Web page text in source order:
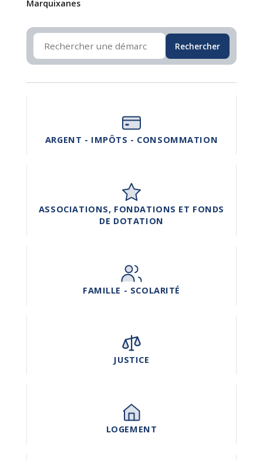
Marquixanes
Rechercher
ARGENT - IMPÔTS - CONSOMMATION
ASSOCIATIONS, FONDATIONS ET FONDS
DE DOTATION
FAMILLE - SCOLARITÉ
JUSTICE
LOGEMENT